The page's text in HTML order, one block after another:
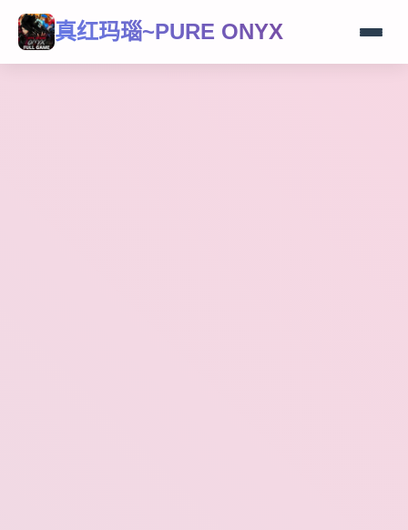
真红玛瑙~PURE ONYX